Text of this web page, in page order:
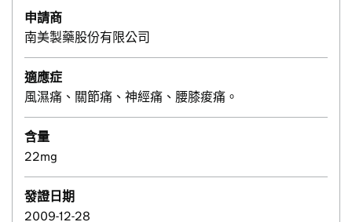
申請商
南美製藥股份有限公司
適應症
風濕痛、關節痛、神經痛、腰膝痠痛。
含量
22mg
發證日期
2009-12-28